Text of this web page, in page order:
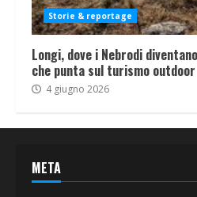
Storie & reportage
Longi, dove i Nebrodi
che punta sul turismo outdoor
4 giugno 2026
META